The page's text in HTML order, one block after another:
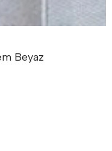
Beyaz